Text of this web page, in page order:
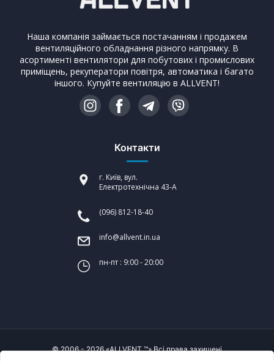
Наша компанія займається постачанням і продажем
вентиляційного обладнання різного напрямку. В
асортименті вентилятори для побутових і промислових
приміщень, рекуператори повітря, автоматика і багато
іншого. Купуйте вентиляцію в ALLVENT!
Контакти
г. Київ, вул.
Електротехнічна 43-А
(096) 812-18-40
info@allvent.in.ua
пн-пт : 9:00 - 20:00
© 2006 - 2026 «ALLVENT ™» Всі права захищені